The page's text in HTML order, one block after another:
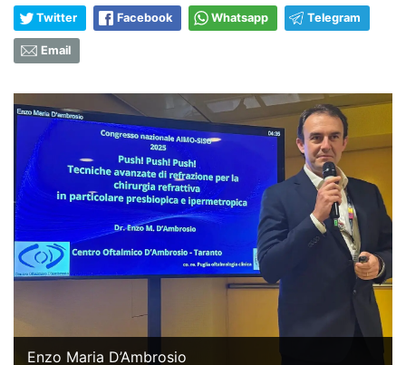
Twitter Facebook Whatsapp Telegram
Email
Enzo Maria D’Ambrosio